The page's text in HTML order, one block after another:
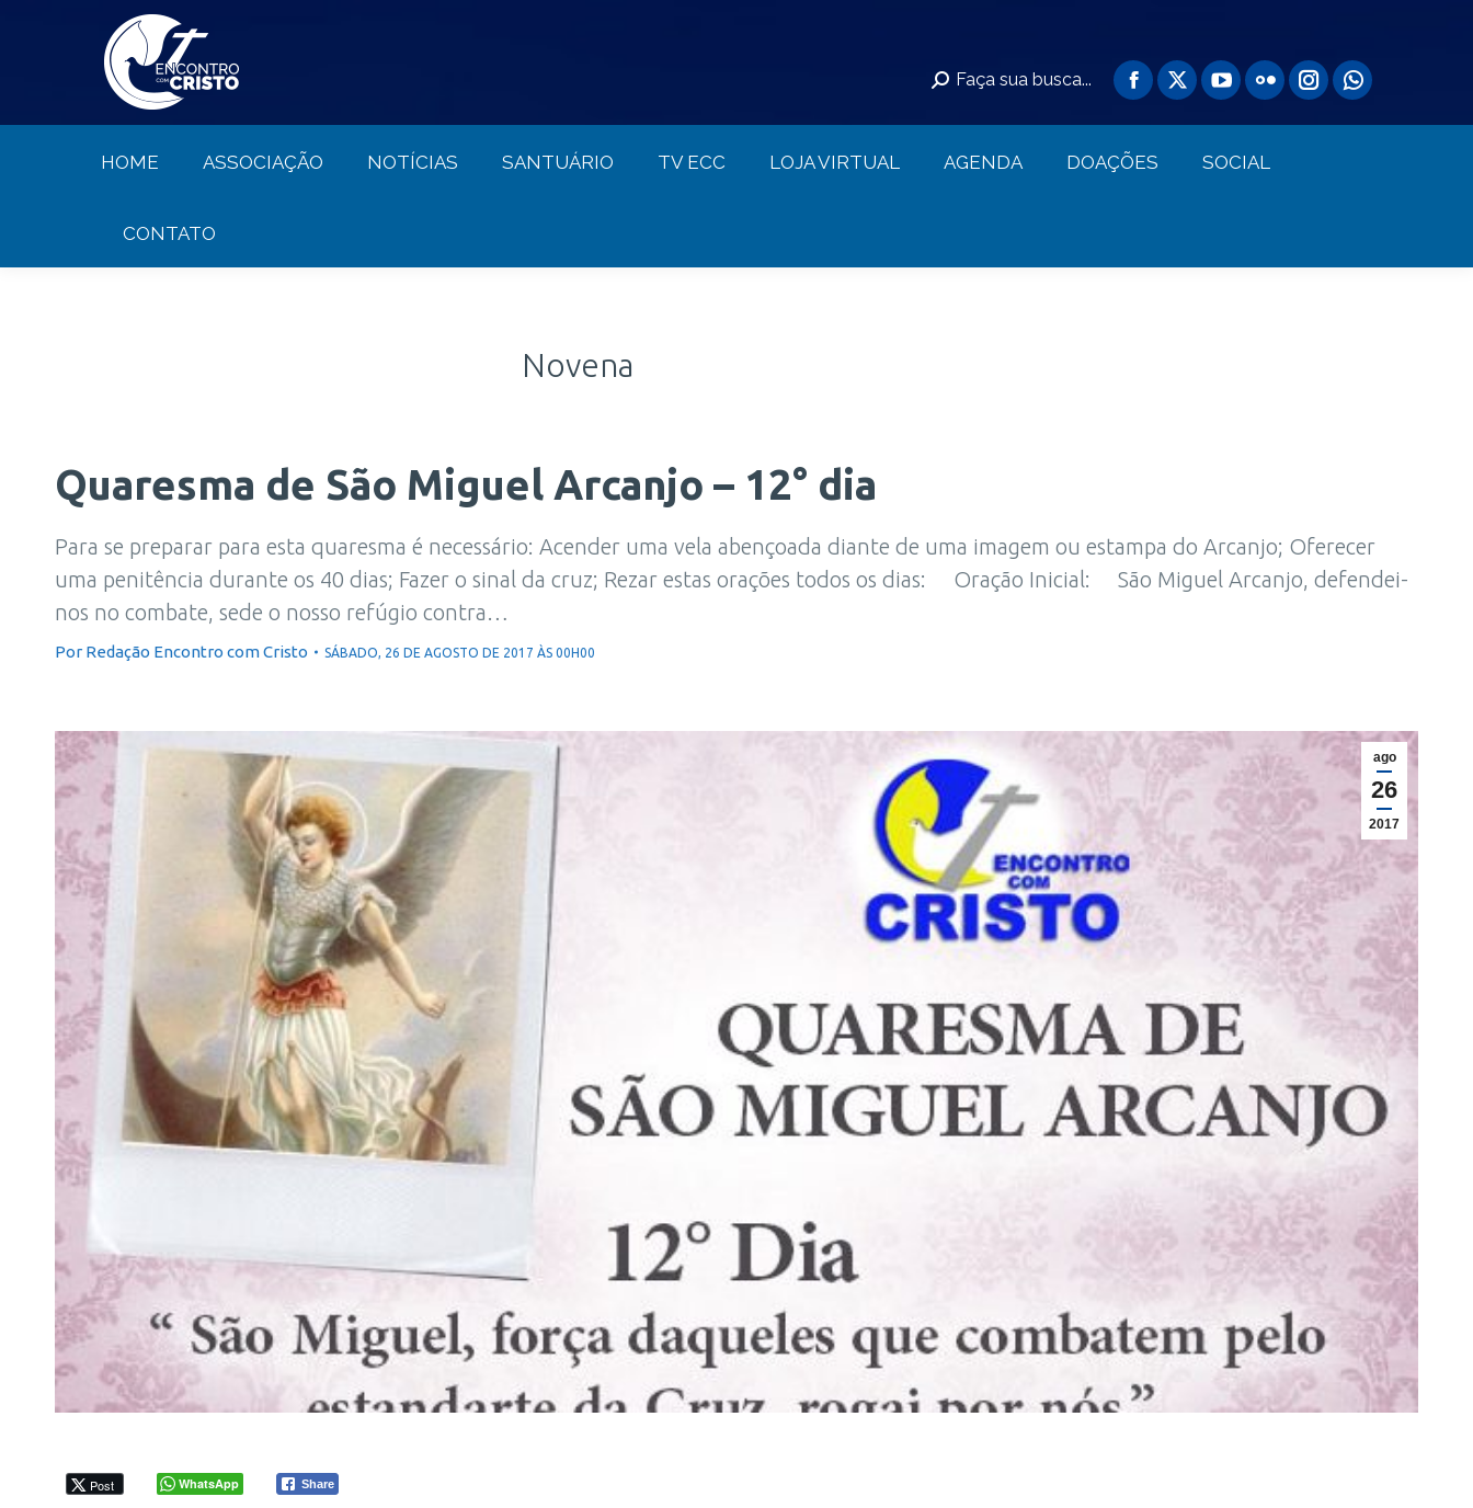
Faça sua busca...
HOME ASSOCIAÇÃO NOTÍCIAS SANTUÁRIO TV ECC LOJA VIRTUAL AGENDA DOAÇÕES SOCIAL
CONTATO
Novena
Quaresma de São Miguel Arcanjo – 12° dia
Para se preparar para esta quaresma é necessário: Acender uma vela abençoada diante de uma imagem ou estampa do Arcanjo; Oferecer
uma penitência durante os 40 dias; Fazer o sinal da cruz; Rezar estas orações todos os dias: Oração Inicial: São Miguel Arcanjo, defendei-
nos no combate, sede o nosso refúgio contra…
Por Redação Encontro com Cristo SÁBADO, 26 DE AGOSTO DE 2017 ÀS 00H00
ago
26
2017
Post WhatsApp Share
HOME